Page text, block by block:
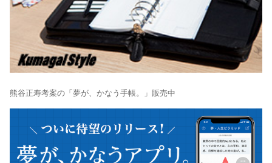
熊谷正寿考案の「夢が、かなう手帳。」販売中